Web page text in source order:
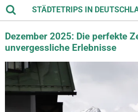
Zum
Hauptinhalt
springen
STÄDTETRIPS IN
Dezember 2025: Die perfekte
unvergessliche Erlebnisse